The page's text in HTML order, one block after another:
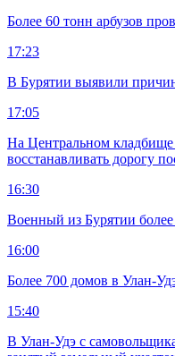
Более 60 тонн арбузов
17:23
В Бурятии выявили
17:05
На Центральном
восстанавливать дорогу
16:30
Военный из Бурятии
16:00
Более 700 домов в Улан-
15:40
В Улан-Удэ с